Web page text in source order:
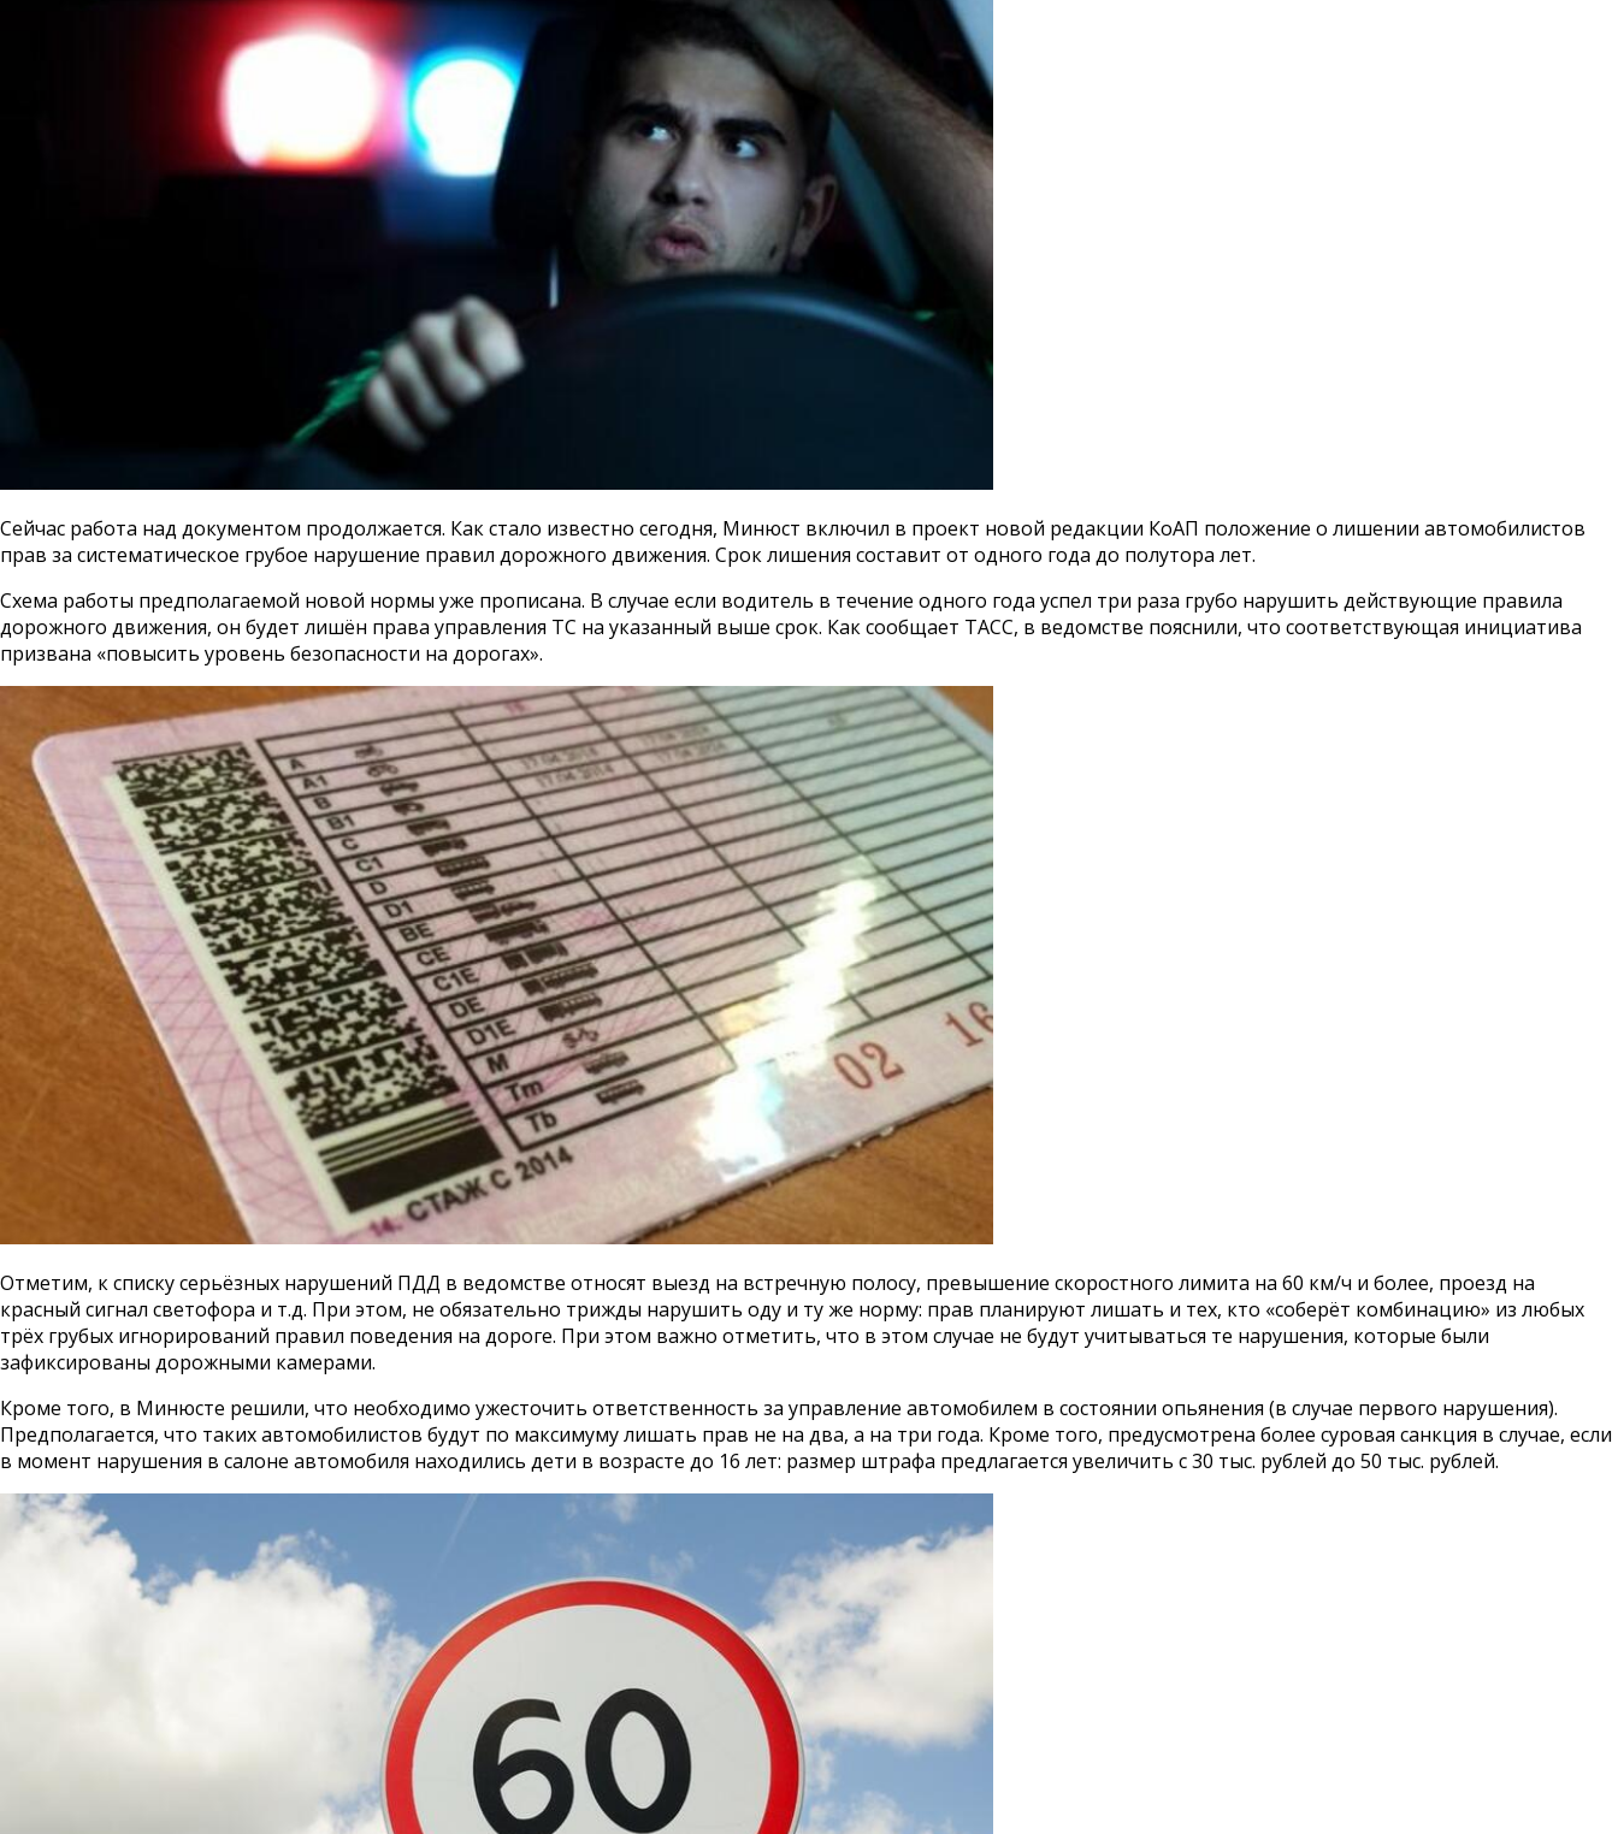
Сейчас работа над документом продолжается. Как стало известно сегодня, Минюст включил в проект новой редакции КоАП положение о лишении автомобилистов
прав за систематическое грубое нарушение правил дорожного движения. Срок лишения составит от одного года до полутора лет.
Схема работы предполагаемой новой нормы уже прописана. В случае если водитель в течение одного года успел три раза грубо нарушить действующие правила
дорожного движения, он будет лишён права управления ТС на указанный выше срок. Как сообщает ТАСС, в ведомстве пояснили, что соответствующая инициатива
призвана «повысить уровень безопасности на дорогах».
Отметим, к списку серьёзных нарушений ПДД в ведомстве относят выезд на встречную полосу, превышение скоростного лимита на 60 км/ч и более, проезд на
красный сигнал светофора и т.д. При этом, не обязательно трижды нарушить оду и ту же норму: прав планируют лишать и тех, кто «соберёт комбинацию» из любых
трёх грубых игнорирований правил поведения на дороге. При этом важно отметить, что в этом случае не будут учитываться те нарушения, которые были
зафиксированы дорожными камерами.
Кроме того, в Минюсте решили, что необходимо ужесточить ответственность за управление автомобилем в состоянии опьянения (в случае первого нарушения).
Предполагается, что таких автомобилистов будут по максимуму лишать прав не на два, а на три года. Кроме того, предусмотрена более суровая санкция в случае, если
в момент нарушения в салоне автомобиля находились дети в возрасте до 16 лет: размер штрафа предлагается увеличить с 30 тыс. рублей до 50 тыс. рублей.